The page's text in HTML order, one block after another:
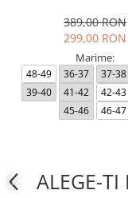
389,00 RON
299,00 RON
Marime:
48-49 36-37 37-38
39-40
41-42 42-43
45-46
46-47
ALEGE-TI